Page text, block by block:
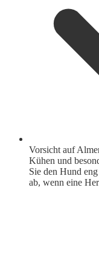
Vorsicht auf
Kühen und
Sie den Hund
ab, wenn eine